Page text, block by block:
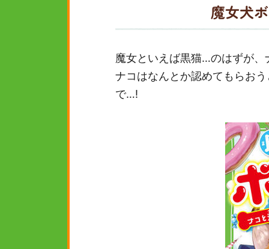
魔女犬
魔女といえば黒猫…のはずが
ナコはなんとか認めてもらお
で…!